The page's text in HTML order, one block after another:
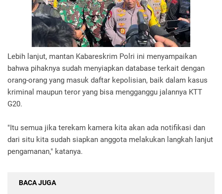
Lebih lanjut, mantan Kabareskrim Polri ini menyampaikan
bahwa pihaknya sudah menyiapkan database terkait dengan
orang-orang yang masuk daftar kepolisian, baik dalam kasus
kriminal maupun teror yang bisa mengganggu jalannya KTT
G20.
"Itu semua jika terekam kamera kita akan ada notifikasi dan
dari situ kita sudah siapkan anggota melakukan langkah lanjut
pengamanan," katanya.
BACA JUGA